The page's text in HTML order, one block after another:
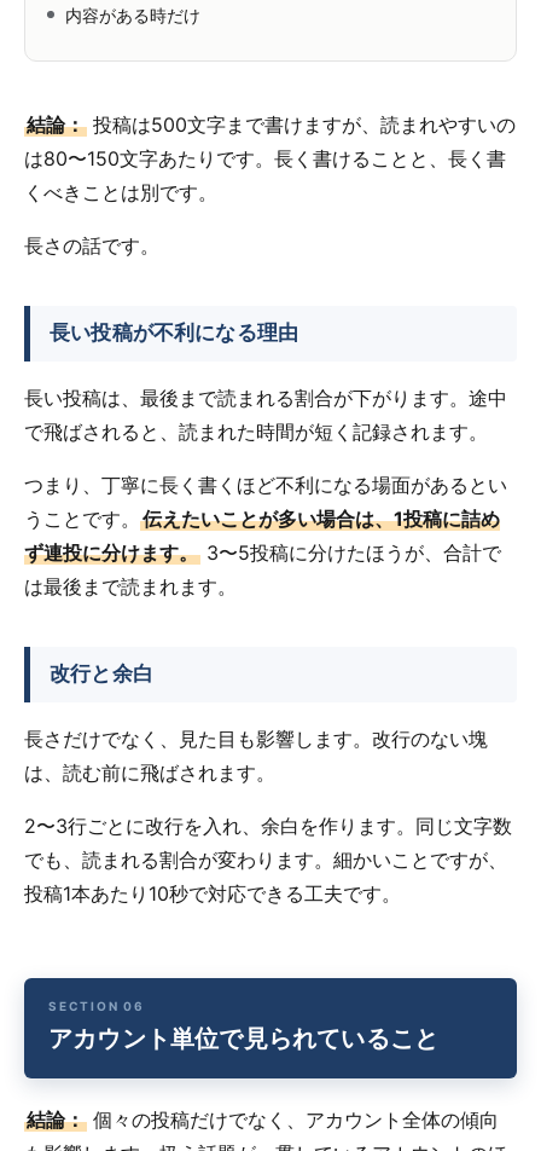
内容がある時だけ
結論： 投稿は500文字まで書けますが、読まれやすいの
は80〜150文字あたりです。長く書けることと、長く書
くべきことは別です。
長さの話です。
長い投稿が不利になる理由
長い投稿は、最後まで読まれる割合が下がります。途中
で飛ばされると、読まれた時間が短く記録されます。
つまり、丁寧に長く書くほど不利になる場面があるとい
うことです。 伝えたいことが多い場合は、1投稿に詰め
ず連投に分けます。 3〜5投稿に分けたほうが、合計で
は最後まで読まれます。
改行と余白
長さだけでなく、見た目も影響します。改行のない塊
は、読む前に飛ばされます。
2〜3行ごとに改行を入れ、余白を作ります。同じ文字数
でも、読まれる割合が変わります。細かいことですが、
投稿1本あたり10秒で対応できる工夫です。
アカウント単位で見られていること
結論： 個々の投稿だけでなく、アカウント全体の傾向